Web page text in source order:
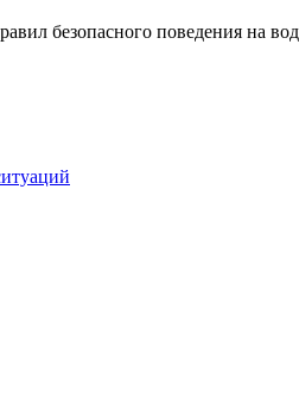
безопасного поведения на